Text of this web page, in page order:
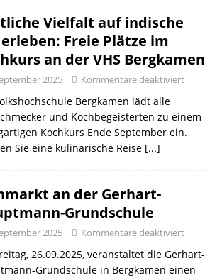
Vielfalt auf indische
Freie Plätze im
an der VHS Bergkamen
2025 Kommentare deaktiviert
Bergkamen lädt alle
und Kochbegeisterten zu einem
Kochkurs Ende September ein.
Sie eine kulinarische Reise [...]
an der Gerhart-
Grundschule
2025 Kommentare deaktiviert
26.09.2025, veranstaltet die Gerhart-
Grundschule in Bergkamen einen